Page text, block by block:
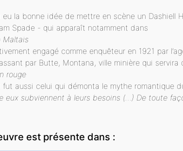
eu la bonne idée de mettre en scène un
Spade - qui apparaît notamment dans
Maltais
engagé comme enquêteur en 1921 par
par Butte, Montana, ville minière qui
rouge
fut aussi celui qui démonta le mythe romantique
eux subviennent à leurs besoins (…) De toute
est présente dans :